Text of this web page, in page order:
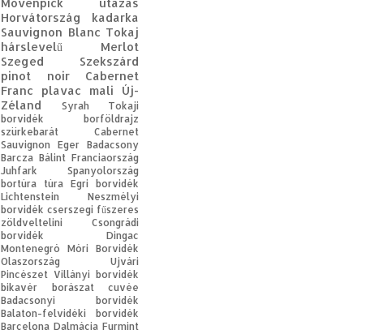
Mövenpick
utazás
Horvátország
kadarka
Sauvignon Blanc Tokaj
hárslevelű
Merlot
Szeged
Szekszárd
pinot noir
Cabernet
Franc
plavac mali
Új-
Zéland
Syrah
Tokaji
borvidék
borföldrajz
szürkebarát
Cabernet
Sauvignon
Eger Badacsony
Barcza Bálint Franciaország
Juhfark
Spanyolország
bortúra
túra Egri borvidék
Lichtenstein
Neszmélyi
borvidék cserszegi fűszeres
zöldveltelini
Csongrádi
borvidék
Dingac
Montenegró
Móri Borvidék
Olaszország
Ujvári
Pincészet Villányi borvidék
bikavér
borászat
cuvée
Badacsonyi borvidék
Balaton-felvidéki borvidék
Barcelona Dalmácia Furmint